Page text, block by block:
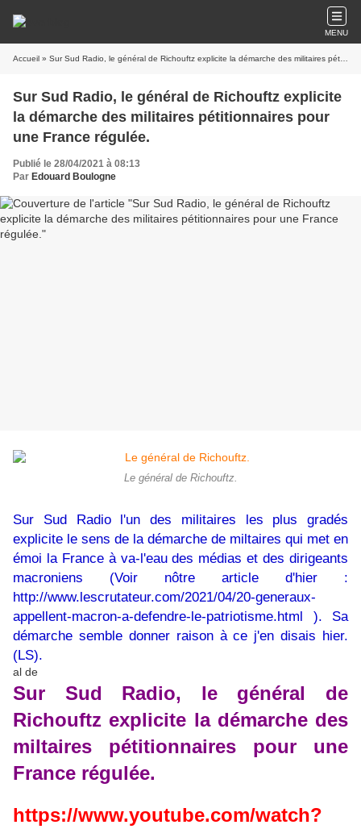
MENU
Accueil » Sur Sud Radio, le général de Richouftz explicite la démarche des militaires pétitionnaires pour une France régulée.
Sur Sud Radio, le général de Richouftz explicite
la démarche des militaires pétitionnaires pour
une France régulée.
Publié le 28/04/2021 à 08:13
Par Edouard Boulogne
Le général de Richouftz.
Sur Sud Radio l'un des militaires les plus gradés
explicite le sens de la démarche de miltaires qui met en
émoi la France à va-l'eau des médias et des dirigeants
macroniens (Voir nôtre article d'hier :
http://www.lescrutateur.com/2021/04/20-generaux-
appellent-macron-a-defendre-le-patriotisme.html ). Sa
démarche semble donner raison à ce j'en disais hier.
(LS).
al de
Sur Sud Radio, le général de
Richouftz explicite la démarche des
miltaires pétitionnaires pour une
France régulée.
https://www.youtube.com/watch?